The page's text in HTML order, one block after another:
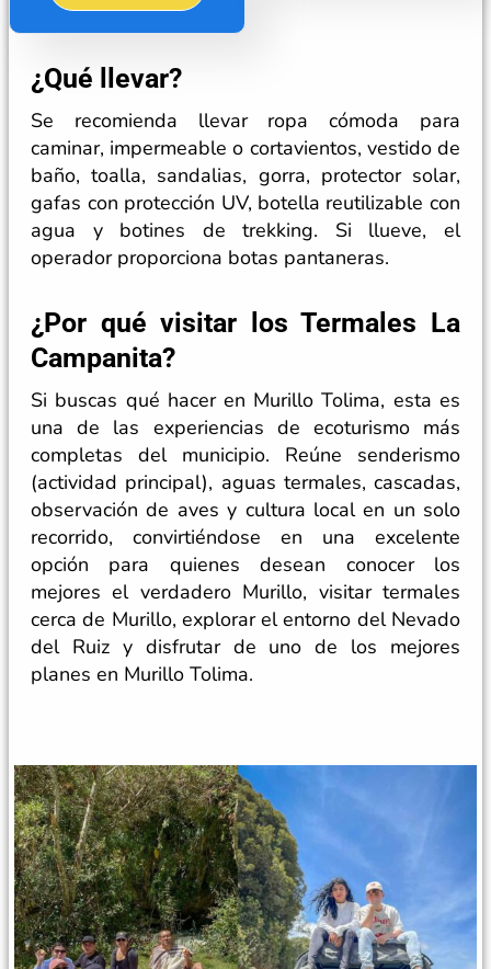
¿Qué llevar?
Se recomienda llevar ropa cómoda para
caminar, impermeable o cortavientos, vestido de
baño, toalla, sandalias, gorra, protector solar,
gafas con protección UV, botella reutilizable con
agua y botines de trekking. Si llueve, el
operador proporciona botas pantaneras.
¿Por qué visitar los Termales La
Campanita?
Si buscas qué hacer en Murillo Tolima, esta es
una de las experiencias de ecoturismo más
completas del municipio. Reúne senderismo
(actividad principal), aguas termales, cascadas,
observación de aves y cultura local en un solo
recorrido, convirtiéndose en una excelente
opción para quienes desean conocer los
mejores el verdadero Murillo, visitar termales
cerca de Murillo, explorar el entorno del Nevado
del Ruiz y disfrutar de uno de los mejores
planes en Murillo Tolima.